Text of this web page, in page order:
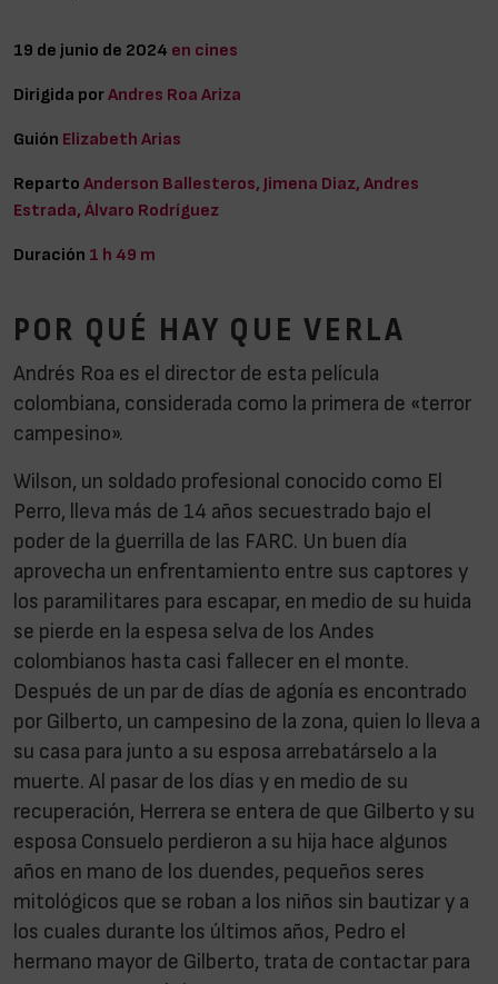
19 de junio de 2024 en cines
Dirigida porAndres Roa Ariza
Guión Elizabeth Arias
Reparto Anderson Ballesteros, Jimena Diaz, Andres
Estrada, Álvaro Rodríguez
Duración 1 h 49 m
POR QUÉ HAY QUE VERLA
Andrés Roa es el director de esta película
colombiana, considerada como la primera de «terror
campesino».
Wilson, un soldado profesional conocido como El
Perro, lleva más de 14 años secuestrado bajo el
poder de la guerrilla de las FARC. Un buen día
aprovecha un enfrentamiento entre sus captores y
los paramilitares para escapar, en medio de su huida
se pierde en la espesa selva de los Andes
colombianos hasta casi fallecer en el monte.
Después de un par de días de agonía es encontrado
por Gilberto, un campesino de la zona, quien lo lleva a
su casa para junto a su esposa arrebatárselo a la
muerte. Al pasar de los días y en medio de su
recuperación, Herrera se entera de que Gilberto y su
esposa Consuelo perdieron a su hija hace algunos
años en mano de los duendes, pequeños seres
mitológicos que se roban a los niños sin bautizar y a
los cuales durante los últimos años, Pedro el
hermano mayor de Gilberto, trata de contactar para